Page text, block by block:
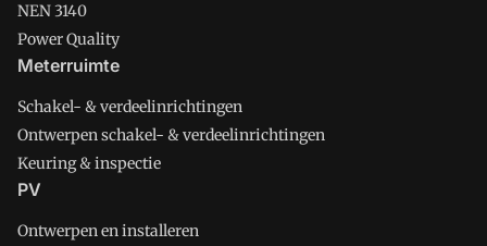
NEN 3140
Power Quality
Meterruimte
Schakel- & verdeelinrichtingen
Ontwerpen schakel- & verdeelinrichtingen
Keuring & inspectie
PV
Ontwerpen en installeren